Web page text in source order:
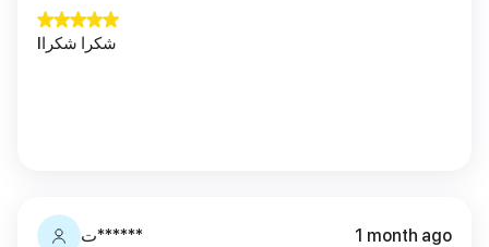
Iشكرا شكرا
ت****** 1 month ago